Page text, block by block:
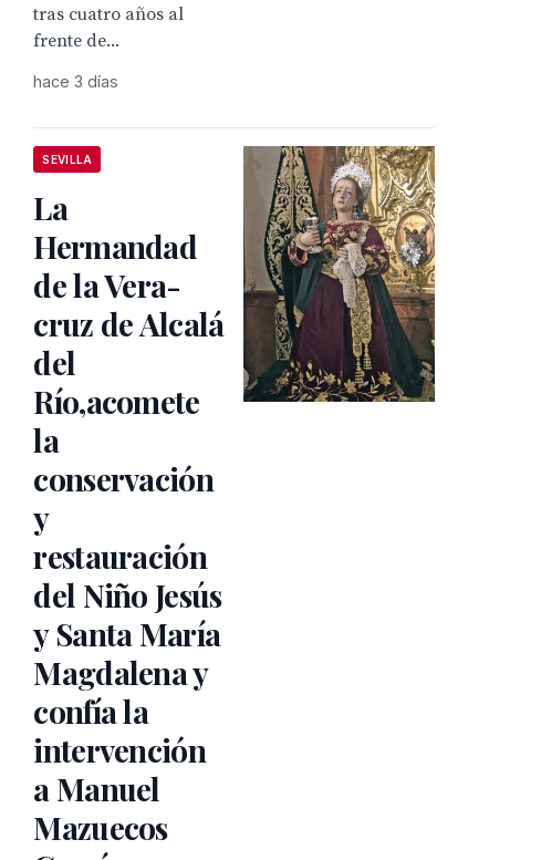
tras cuatro años al
frente de...
hace 3 días
SEVILLA
La
Hermandad
de la Vera-
cruz de Alcalá
del
Río,acomete
la
conservación
y
restauración
del Niño Jesús
y Santa María
Magdalena y
confía la
intervención
a Manuel
Mazuecos